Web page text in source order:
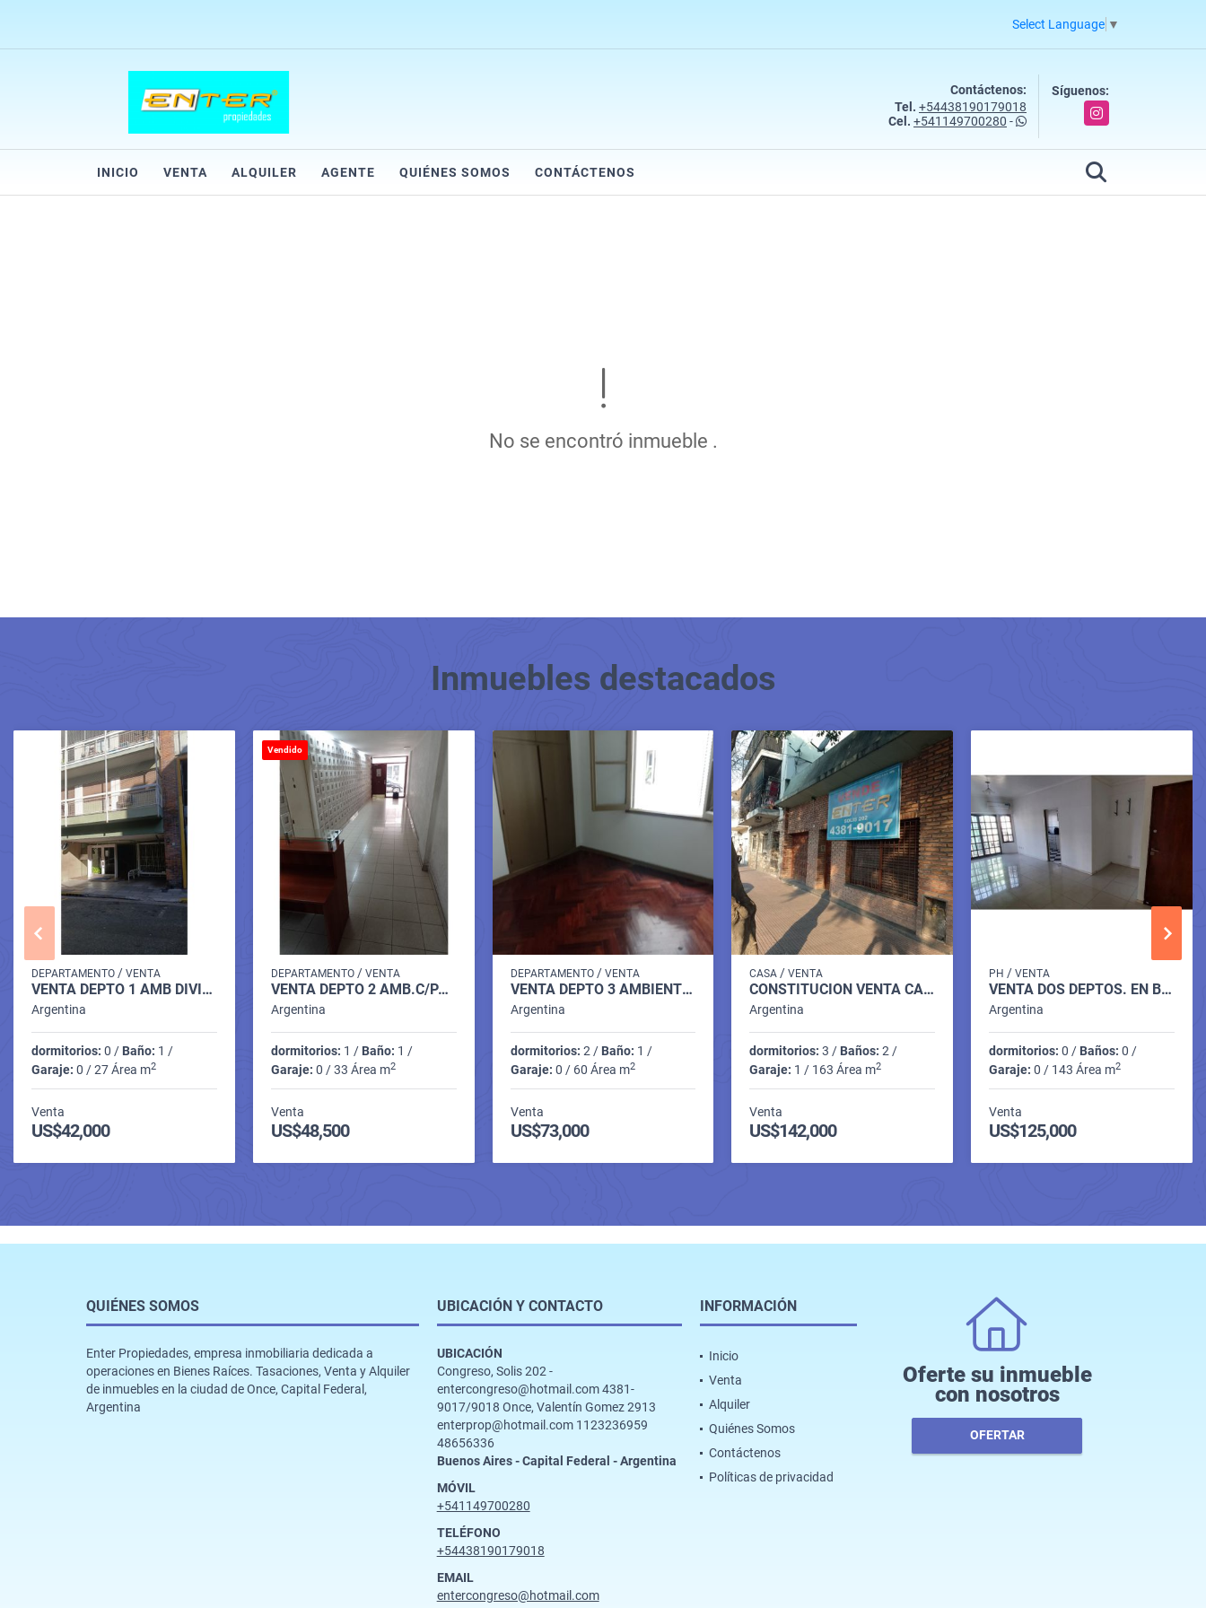
Select Language ▼
Contáctenos:
Tel. +54438190179018
Cel. +541149700280 -
Síguenos:
Instagram
INICIO VENTA ALQUILER AGENTE QUIÉNES SOMOS CONTÁCTENOS
No se encontró inmueble .
Inmuebles destacados
DEPARTAMENTO / VENTA
VENTA DEPTO 1 AMB DIVISIBLE LUMINOSO ALSINA 1600
Argentina
dormitorios: 0 / Baño: 1 /
Garaje: 0 / 27 Área m2
Venta
US$42,000
Vendido
DEPARTAMENTO/ VENTA
VENTA DEPTO 2 AMB.C/PATIO R. PEÑA 100
Argentina
dormitorios: 1 / Baño: 1 /
Garaje: 0 / 33 Área m2
Venta
US$48,500
DEPARTAMENTO/ VENTA
VENTA DEPTO 3 AMBIENTES C/ DEP AP/CRED. MORENO 1700
Argentina
dormitorios: 2 / Baño: 1 /
Garaje: 0 / 60 Área m2
Venta
US$73,000
CASA /VENTA
CONSTITUCION VENTA CASA 4 AMB. JUAN DE GARAY 1700
Argentina
dormitorios: 3 / Baños: 2 /
Garaje: 1 / 163 Área m2
Venta
US$142,000
PH /VENTA
VENTA DOS DEPTOS. EN BLOCK SIN EXPENSAS OPORTUNIDAD! MEXICO 1400
Argentina
dormitorios: 0 / Baños: 0 /
Garaje: 0 / 143 Área m2
Venta
US$125,000
QUIÉNES SOMOS
Enter Propiedades, empresa inmobiliaria dedicada a
operaciones en Bienes Raíces. Tasaciones, Venta y Alquiler
de inmuebles en la ciudad de Once, Capital Federal,
Argentina
UBICACIÓN Y CONTACTO
UBICACIÓN
Congreso, Solis 202 -
entercongreso@hotmail.com 4381-
9017/9018 Once, Valentín Gomez 2913
enterprop@hotmail.com 1123236959
48656336
Buenos Aires - Capital Federal - Argentina
MÓVIL
+541149700280
TELÉFONO
+54438190179018
EMAIL
entercongreso@hotmail.com
INFORMACIÓN
Inicio
Venta
Alquiler
Quiénes Somos
Contáctenos
Políticas de privacidad
Oferte su inmueble
con nosotros
OFERTAR